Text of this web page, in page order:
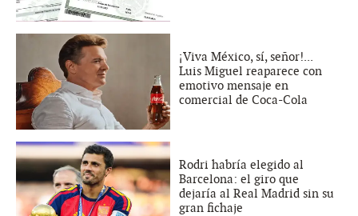
¡Viva México, sí, señor!...
Luis Miguel reaparece con
emotivo mensaje en
comercial de Coca-Cola
Rodri habría elegido al
Barcelona: el giro que
dejaría al Real Madrid sin su
gran fichaje